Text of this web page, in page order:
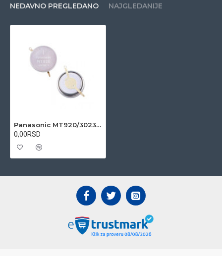
NEDAVNO PREGLEDANO NAJGLEDANIJE
Panasonic MT920/3023.24L 1.5V za Seiko Solar 5D22 5D44 5D88 5D22A 5D44A mangan titanijum litijum punjiva baterija
0,00RSD